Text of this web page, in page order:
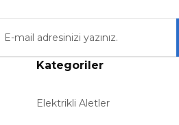
Kategoriler
Elektrikli Aletler